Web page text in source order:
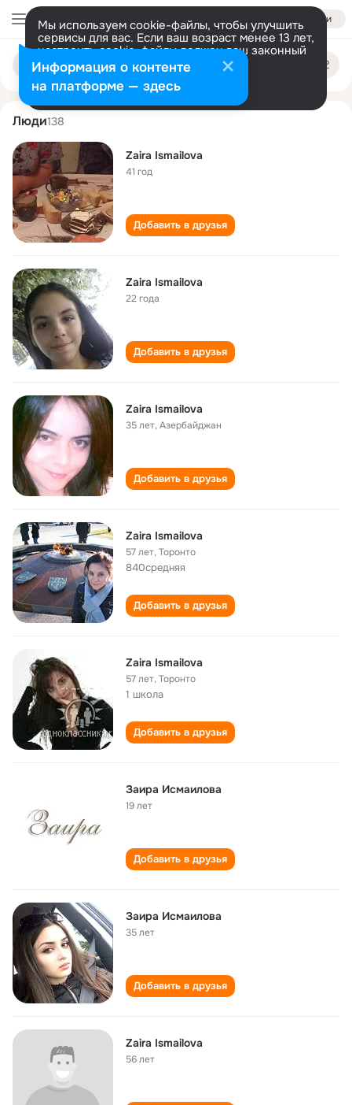
Войти
Мы используем cookie-файлы, чтобы улучшить
сервисы для вас. Если ваш возраст менее 13 лет,
настроить cookie-файлы должен ваш законный
представитель. Больше информации
Разрешить все Настроить
Поиск
людям
zaira ismailova
Люди138
Zaira Ismailova
41 год
Добавить в друзья
Zaira Ismailova
22 года
Добавить в друзья
Zaira Ismailova
35 лет,Азербайджан
Добавить в друзья
Zaira Ismailova
57 лет,Торонто
840средняя
Добавить в друзья
Zaira Ismailova
57 лет,Торонто
1 школа
Добавить в друзья
Заира Исмаилова
19 лет
Добавить в друзья
Заира Исмаилова
35 лет
Добавить в друзья
Zaira Ismailova
56 лет
Информация о контенте
на платформе — здесь